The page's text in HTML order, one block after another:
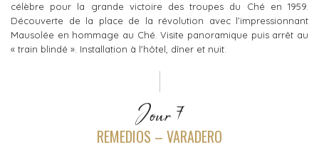
célèbre pour la grande victoire des troupes du Ché en 1959.
Découverte de la place de la révolution avec l’impressionnant
Mausolée en hommage au Ché. Visite panoramique puis arrêt au
« train blindé ». Installation à l'hôtel, dîner et nuit.
Jour 7
REMEDIOS – VARADERO